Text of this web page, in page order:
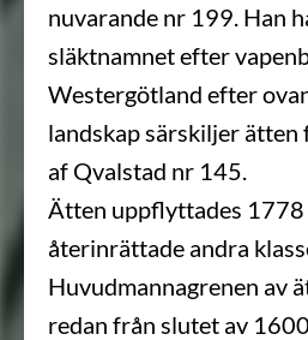
nuvarande nr 199. Han
släktnamnet efter
Westergötland efter
landskap särskiljer ätten
af Qvalstad nr 145.
Ätten uppflyttades 1778
återinrättade andra
Huvudmannagrenen av
redan från slutet av